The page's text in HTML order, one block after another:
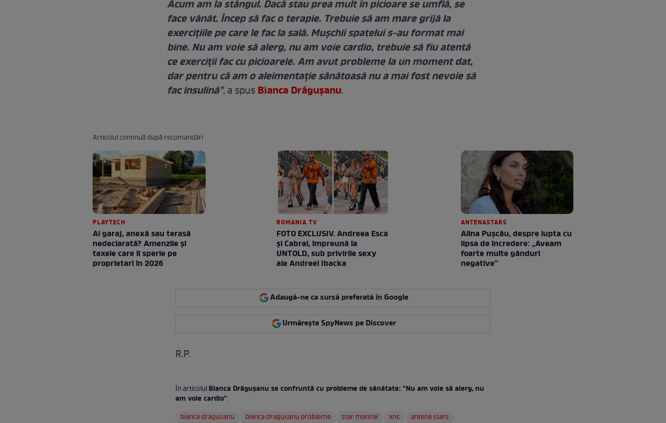
Acum am la stângul. Dacă stau prea mult în picioare se umflă, se
face vânăt. Încep să fac o terapie. Trebuie să am mare grijă la
exerciţiile pe care le fac la sală. Muşchii spatelui s-au format mai
bine. Nu am voie să alerg, nu am voie cardio, trebuie să fiu atentă
ce exerciţii fac cu picioarele. Am avut probleme la un moment dat,
dar pentru că am o aleimentaţie sănătoasă nu a mai fost nevoie să
fac insulină", a spusBianca Drăguşanu.
Articolul continuă după recomandări
PLAYTECH
Ai garaj, anexă sau terasă
nedeclarată? Amenzile și
taxele care îi sperie pe
proprietari în 2026
ROMANIA TV
FOTO EXCLUSIV. Andreea Esca
şi Cabral, împreună la
UNTOLD, sub privirile sexy
ale Andreei Ibacka
ANTENASTARS
Alina Pușcău, despre lupta cu
lipsa de încredere: „Aveam
foarte multe gânduri
negative”
Adaugă-ne ca sursă preferată în Google
Urmărește SpyNews pe Discover
R.P.
În articolulBianca Drăguşanu se confruntă cu probleme de sănătate: "Nu am voie să alerg, nu
am voie cardio":
bianca dragusanu
bianca dragusanu probleme star matinal xns antena stars